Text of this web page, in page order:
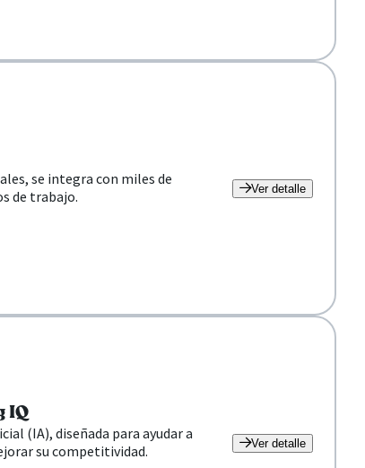
se integra con miles de
de trabajo.
Ver detalle
IQ
(IA), diseñada para ayudar a
su competitividad.
Ver detalle